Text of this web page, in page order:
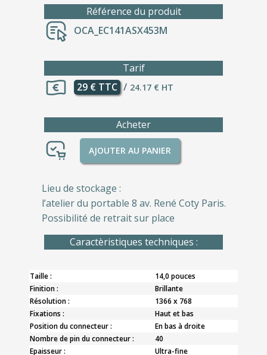
Référence du produit
OCA_EC141ASX453M
Tarif
29 € TTC / 24.17 € HT
Acheter
AJOUTER AU PANIER
Lieu de stockage :
l’atelier du portable 8 av. René Coty Paris.
Possibilité de retrait sur place
Caractèristiques techniques :
Taille :
14,0 pouces
Finition :
Brillante
Résolution :
1366 x 768
Fixations :
Haut et bas
Position du connecteur :
En bas à droite
Nombre de pin du connecteur :
40
Epaisseur :
Ultra-fine